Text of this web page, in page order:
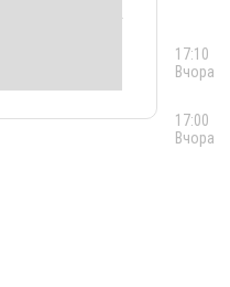
17:10
Вчора
17:00
Вчора